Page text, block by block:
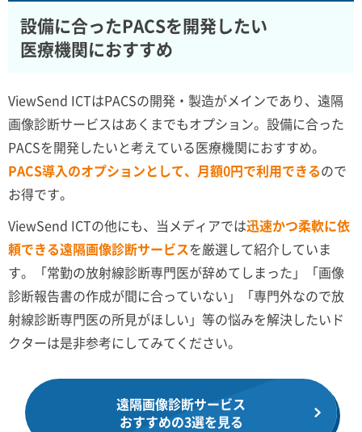
設備に合ったPACSを開発したい
医療機関におすすめ
ViewSend ICTはPACSの開発・製造がメインであり、遠隔
画像診断サービスはあくまでもオプション。設備に合った
PACSを開発したいと考えている医療機関におすすめ。
PACS導入のオプションとして、月額0円で利用できるので
お得です。
ViewSend ICTの他にも、当メディアでは迅速かつ柔軟に依
頼できる遠隔画像診断サービスを厳選して紹介していま
す。「常勤の放射線診断専門医が辞めてしまった」「画像
診断報告書の作成が間に合っていない」「専門外なので放
射線診断専門医の所見がほしい」等の悩みを解決したいド
クターは是非参考にしてみてください。
遠隔画像診断サービス
おすすめの3選を見る